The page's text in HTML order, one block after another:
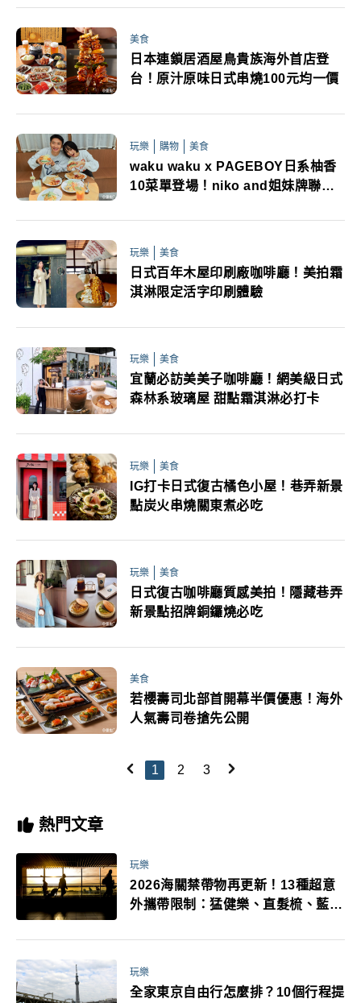
美食
日本連鎖居酒屋鳥貴族海外首店登
台！原汁原味日式串燒100元均一價
玩樂 購物 美食
waku waku x PAGEBOY日系柚香
10菜單登場！niko and姐妹牌聯名
玩樂 美食
日式百年木屋印刷廠咖啡廳！美拍霜
淇淋限定活字印刷體驗
玩樂 美食
宜蘭必訪美美子咖啡廳！網美級日式
森林系玻璃屋 甜點霜淇淋必打卡
玩樂 美食
IG打卡日式復古橘色小屋！巷弄新景
點炭火串燒關東煮必吃
玩樂 美食
日式復古咖啡廳質感美拍！隱藏巷弄
新景點招牌銅鑼燒必吃
美食
若櫻壽司北部首開幕半價優惠！海外
人氣壽司卷搶先公開
1 2 3
熱門文章
玩樂
2026海關禁帶物再更新！13種超意
外攜帶限制：猛健樂、直髮梳、藍牙
萬！注意事項一次看！
玩樂
全家東京自由行怎麼排？10個行程提